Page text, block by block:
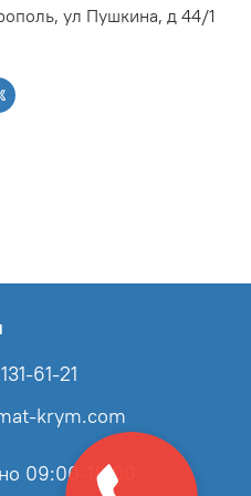
ул Пушкина, д 44/1
61-21
krym.com
09:00-18:00